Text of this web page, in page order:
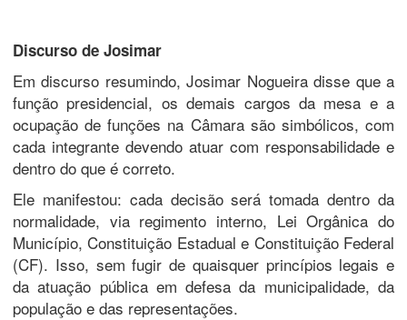
Discurso de Josimar
Em discurso resumindo, Josimar Nogueira disse que a
função presidencial, os demais cargos da mesa e a
ocupação de funções na Câmara são simbólicos, com
cada integrante devendo atuar com responsabilidade e
dentro do que é correto.
Ele manifestou: cada decisão será tomada dentro da
normalidade, via regimento interno, Lei Orgânica do
Município, Constituição Estadual e Constituição Federal
(CF). Isso, sem fugir de quaisquer princípios legais e
da atuação pública em defesa da municipalidade, da
população e das representações.